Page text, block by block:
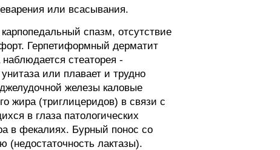
или всасывания.
спазм, отсутствие
Герпетиформный дерматит
стеаторея -
или плавает и трудно
железы каловые
жира (триглицеридов) в связи с
в глаза патологических
в фекалиях. Бурный понос со
(недостаточность лактазы).